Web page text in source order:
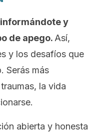
y
de apego. Así,
y los desafíos que
Serás más
la vida
abierta y honesta